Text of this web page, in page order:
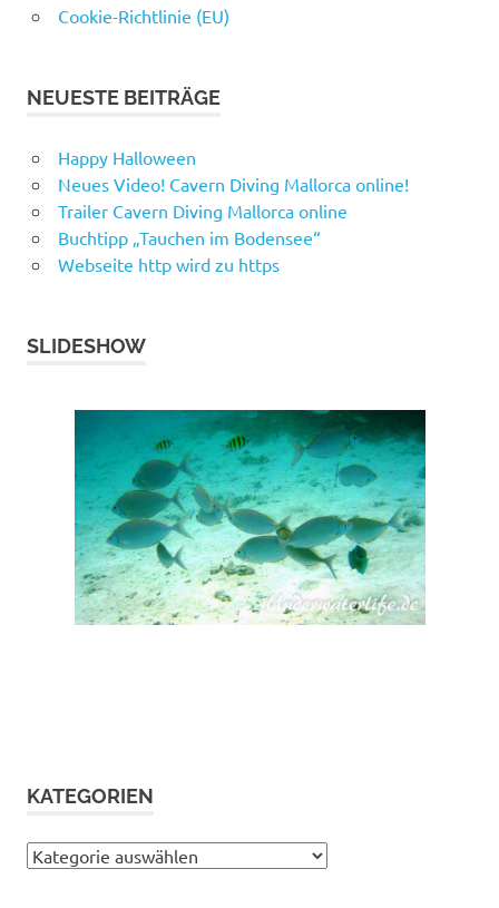
Cookie-Richtlinie (EU)
NEUESTE BEITRÄGE
Happy Halloween
Neues Video! Cavern Diving Mallorca online!
Trailer Cavern Diving Mallorca online
Buchtipp „Tauchen im Bodensee“
Webseite http wird zu https
SLIDESHOW
KATEGORIEN
Kategorien